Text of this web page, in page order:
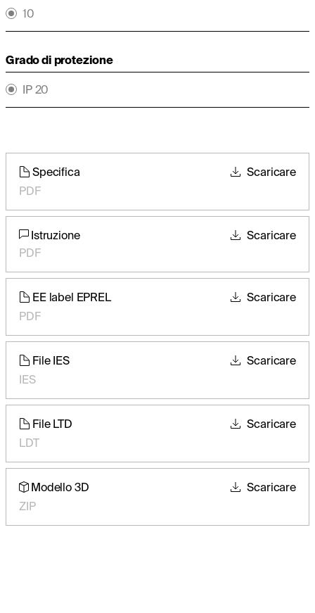
10
Grado di protezione
IP 20
Specifica
PDF
Scaricare
Istruzione
PDF
Scaricare
EE label EPREL
PDF
Scaricare
File IES
IES
Scaricare
File LTD
LDT
Scaricare
Modello 3D
ZIP
Scaricare